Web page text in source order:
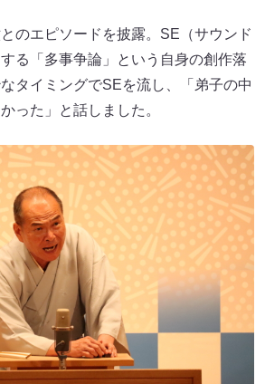
のエピソードを披露。SE（サウンド
る「多事争論」という自身の創作落
タイミングでSEを流し、「弟子の中
った」と話しました。